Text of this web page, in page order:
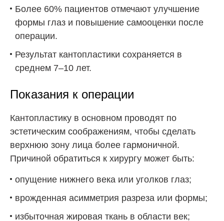
Более 60% пациентов отмечают улучшение
формы глаз и повышение самооценки после
операции.
Результат кантопластики сохраняется в
среднем 7–10 лет.
Показания к операции
Кантопластику в основном проводят по
эстетическим соображениям, чтобы сделать
верхнюю зону лица более гармоничной.
Причиной обратиться к хирургу может быть:
опущение нижнего века или уголков глаз;
врожденная асимметрия разреза или формы;
избыточная жировая ткань в области век;